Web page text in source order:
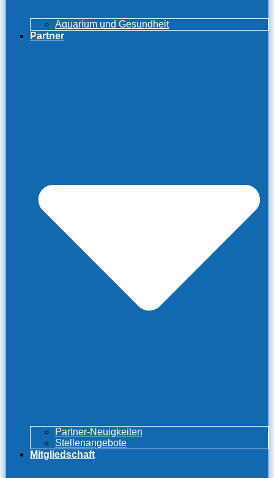
Aquarium und Gesundheit
Partner
Partner-Neuigkeiten
Stellenangebote
Mitgliedschaft